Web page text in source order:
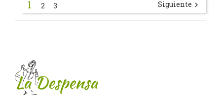
1 2 3 Siguiente 